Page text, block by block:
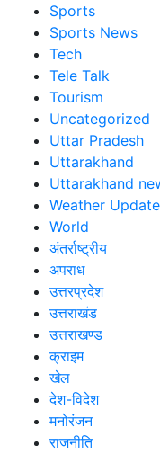
Sports
Sports News
Tech
Tele Talk
Tourism
Uncategorized
Uttar Pradesh
Uttarakhand
Uttarakhand
Weather Update
World
अंतर्राष्ट्रीय
अपराध
उत्तरप्रदेश
उत्तराखंड
उत्तराखण्ड
क्राइम
खेल
देश-विदेश
मनोरंजन
राजनीति